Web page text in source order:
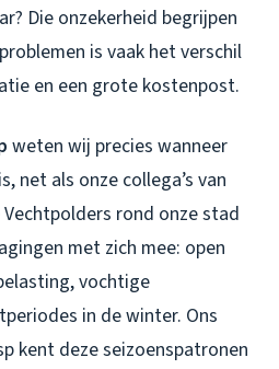
Die onzekerheid begrijpen
is vaak het verschil
en een grote kostenpost.
weten wij precies wanneer
net als onze collega’s van
Vechtpolders rond onze stad
met zich mee: open
vochtige
in de winter. Ons
kent deze seizoenspatronen